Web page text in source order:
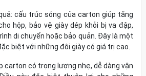
cấu trúc sóng của carton giúp tăng
hộp, bảo vệ giày dép khỏi bị va đập,
di chuyển hoặc bảo quản. Đây là một
biệt với những đôi giày có giá trị cao.
carton có trọng lượng nhẹ, dễ dàng vận